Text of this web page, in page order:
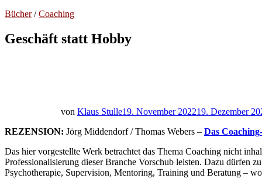
Bücher/Coaching
Geschäft statt Hobby
von Klaus Stulle19. November 202219. Dezember
REZENSION: Jörg Middendorf / Thomas Webers – Das
Das hier vorgestellte Werk betrachtet das Thema Coaching nicht
Professionalisierung dieser Branche Vorschub leisten. Dazu dürfen
Psychotherapie, Supervision, Mentoring, Training und Beratung –